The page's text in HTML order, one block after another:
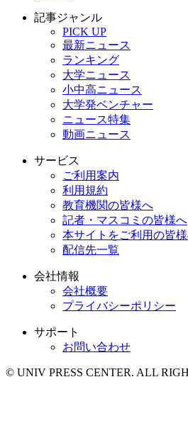
記事ジャンル
PICK UP
最新ニュース
ランキング
大学ニュース
小中高ニュース
大学発ベンチャー
ニュース特集
動画ニュース
サービス
ご利用案内
利用規約
教育機関の皆様へ
記者・マスコミの皆様へ
本サイトをご利用の皆
配信先一覧
会社情報
会社概要
プライバシーポリシー
サポート
お問い合わせ
© UNIV PRESS CENTER. ALL